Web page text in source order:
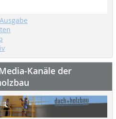
Kanäle der